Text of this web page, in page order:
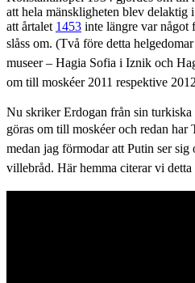
att hela mänskligheten blev delaktig
att årtalet 1453 inte längre var något
slåss om. (Två före detta
museer – Hagia Sofia i Iznik och
om till moskéer 2011 respektive
Nu skriker Erdogan från sin turkiska
göras om till moskéer och redan har
medan jag förmodar att Putin ser sig
villebråd. Här hemma citerar vi